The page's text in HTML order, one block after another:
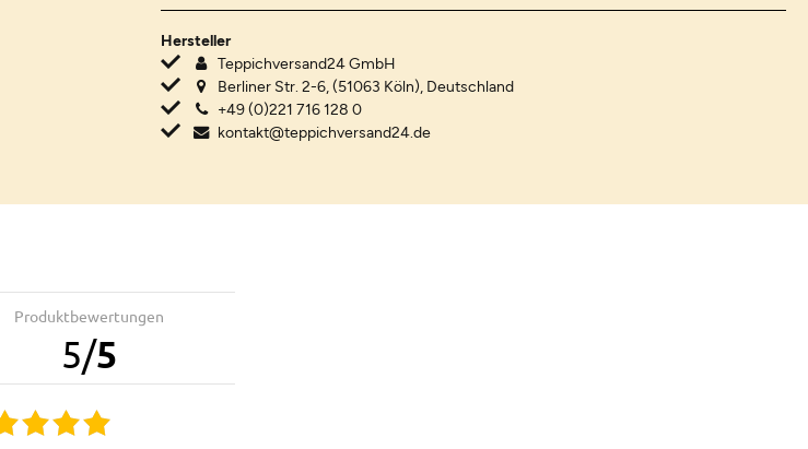
Hersteller
Teppichversand24 GmbH
Berliner Str. 2-6, (51063 Köln), Deutschland
+49 (0)221 716 128 0
kontakt@teppichversand24.de
Produktbewertungen
5/5